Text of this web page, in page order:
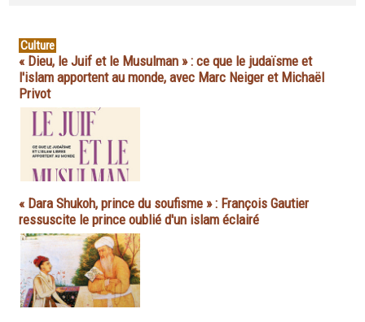
Culture
« Dieu, le Juif et le Musulman » : ce que le judaïsme et
l'islam apportent au monde, avec Marc Neiger et Michaël
Privot
« Dara Shukoh, prince du soufisme » : François Gautier
ressuscite le prince oublié d'un islam éclairé